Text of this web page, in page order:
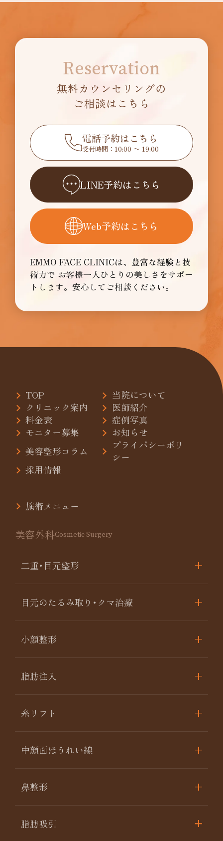
Reservation
無料カウンセリングの
ご相談はこちら
電話予約はこちら
受付時間：10:00 〜 19:00
LINE予約はこちら
Web予約はこちら
EMMO FACE CLINICは、豊富な経験と技
術力で お客様一人ひとりの美しさをサポー
トします。安心してご相談ください。
TOP
当院について
クリニック案内
医師紹介
料金表
症例写真
モニター募集
お知らせ
美容整形コラム
プライバシーポリ
シー
採用情報
施術メニュー
美容外科Cosmetic Surgery
二重･目元整形
目元のたるみ取り･クマ治療
小顔整形
脂肪注入
糸リフト
中顔面ほうれい線
鼻整形
脂肪吸引